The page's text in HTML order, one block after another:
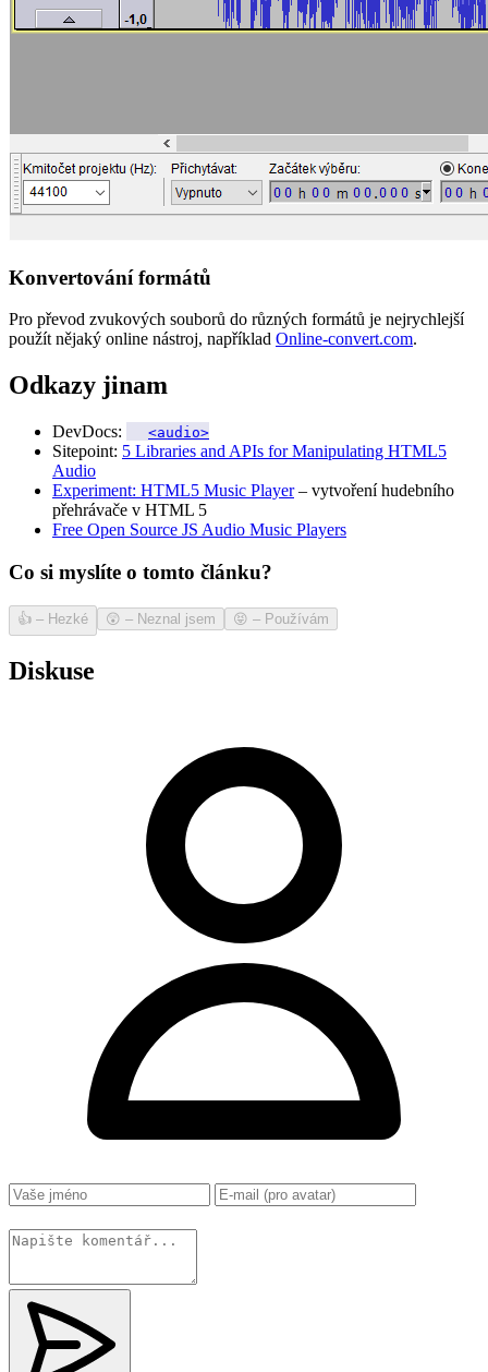
Konvertování formátů
Pro převod zvukových souborů do různých formátů je nejrychlejší
použít nějaký online nástroj, například Online-convert.com.
Odkazy jinam
DevDocs: <audio>
Sitepoint: 5 Libraries and APIs for Manipulating HTML5
Audio
Experiment: HTML5 Music Player– vytvoření hudebního
přehrávače v HTML 5
Free Open Source JS Audio Music Players
Co si myslíte o tomto článku?
👍 – Hezké 😲 – Neznal jsem 😝 – Používám
Diskuse